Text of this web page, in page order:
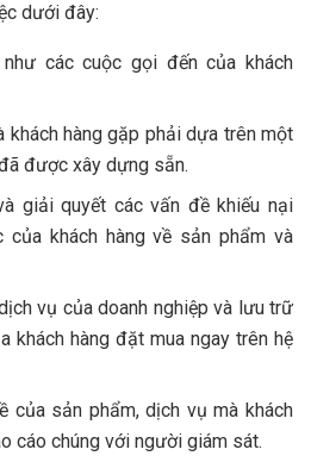
dưới đây:
các cuộc gọi đến của khách
khách hàng gặp phải dựa trên một
được xây dựng sẵn.
giải quyết các vấn đề khiếu nại
của khách hàng về sản phẩm và
vụ của doanh nghiệp và lưu trữ
khách hàng đặt mua ngay trên hệ
của sản phẩm, dịch vụ mà khách
cáo chúng với người giám sát.